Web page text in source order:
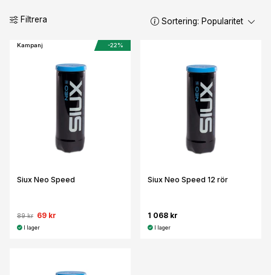
Filtrera Sortering: Popularitet
Kampanj -22%
Siux Neo Speed
89 kr 69 kr
I lager
Siux Neo Speed 12 rör
1 068 kr
I lager